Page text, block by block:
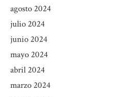
agosto 2024
julio 2024
junio 2024
mayo 2024
abril 2024
marzo 2024